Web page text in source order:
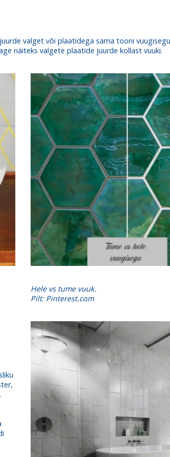
valget või plaatidega sama tooni
näiteks valgete plaatide juurde kollast vuuki.
Hele vs tume vuuk.
Pilt: Pinterest.com